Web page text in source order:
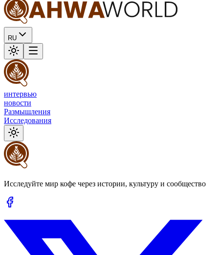
RU
интервью
новости
Размышления
Исследования
Исследуйте мир кофе через истории, культуру и сообщество